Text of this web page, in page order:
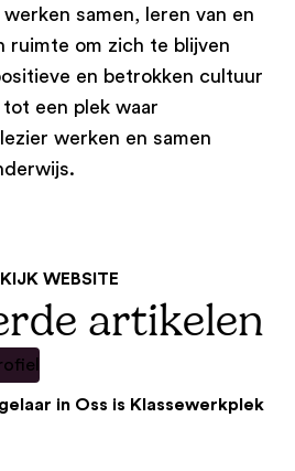
samen, leren van en
ruimte om zich te blijven
en betrokken cultuur
een plek waar
werken en samen
WEBSITE
artikelen
in Oss is Klassewerkplek